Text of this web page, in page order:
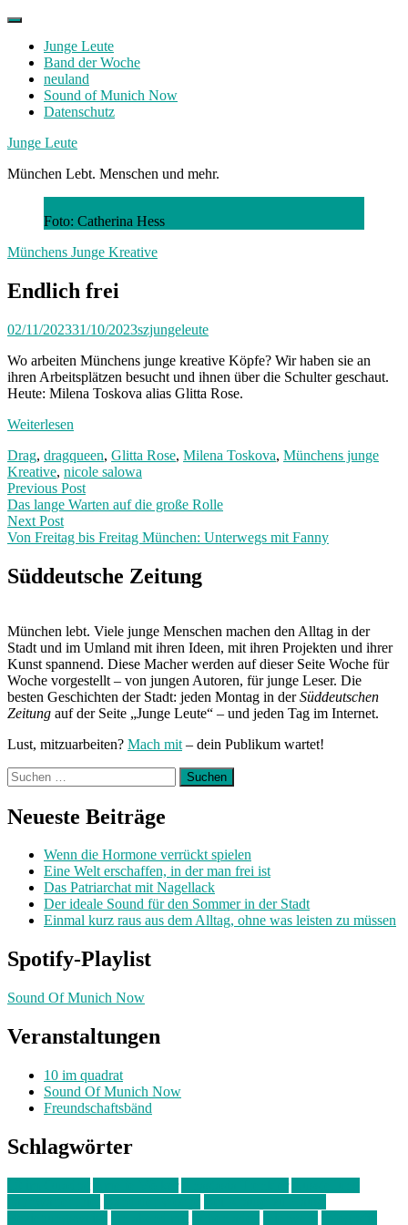
Skip
contentJunge Leute
Band der Woche
neuland
Sound of Munich Now
Datenschutz
Facebook
Twitter
Instagram
Junge Leute
München Lebt. Menschen und mehr.
Foto: Catherina Hess
Münchens Junge Kreative
Endlich frei
02/11/202331/10/2023szjungeleute
Wo arbeiten Münchens junge kreative Köpfe? Wir haben sie an
ihren Arbeitsplätzen besucht und ihnen über die Schulter geschaut.
Heute: Milena Toskova alias Glitta Rose.
Weiterlesen
Drag, dragqueen, Glitta Rose, Milena Toskova, Münchens junge
Kreative, nicole salowa
Post
navigation
Previous PostPrevious
post:
Das lange Warten auf die große Rolle
Next Post
Von Freitag bis Freitag München: Unterwegs mit Fanny
Post:
Süddeutsche Zeitung
München lebt. Viele junge Menschen machen den Alltag in der
Stadt und im Umland mit ihren Ideen, mit ihren Projekten und ihrer
Kunst spannend. Diese Macher werden auf dieser Seite Woche für
Woche vorgestellt – von jungen Autoren, für junge Leser. Die
besten Geschichten der Stadt: jeden Montag in derSüddeutschen
Zeitung auf der Seite „Junge Leute“ – und jeden Tag im Internet.
Lust, mitzuarbeiten? Mach mit – dein Publikum wartet!
Suchen
nach:
Neueste Beiträge
Wenn die Hormone verrückt spielen
Eine Welt erschaffen, in der man frei ist
Das Patriarchat mit Nagellack
Der ideale Sound für den Sommer in der Stadt
Einmal kurz raus aus dem Alltag, ohne was leisten zu müssen
Spotify-Playlist
Sound Of Munich Now
Veranstaltungen
10 im quadrat
Sound Of Munich Now
Freundschaftsbänd
Schlagwörter